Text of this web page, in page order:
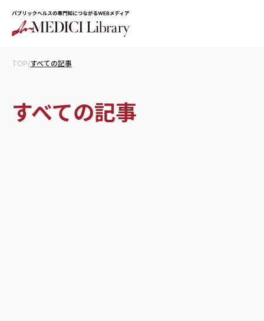
TOP/すべての記事
すべての記事